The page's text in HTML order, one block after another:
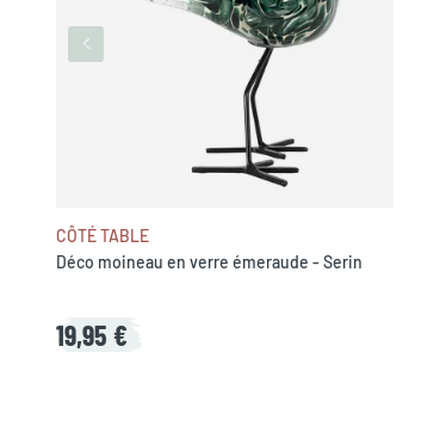
CÔTÉ TABLE
Déco moineau en verre émeraude - Serin
19,95 €